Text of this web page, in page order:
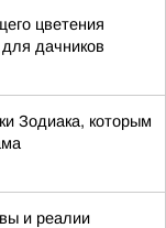
цветения
дачников
Зодиака, которым
и реалии